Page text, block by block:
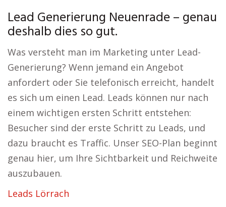
Lead Generierung Neuenrade – genau
deshalb dies so gut.
Was versteht man im Marketing unter Lead-
Generierung? Wenn jemand ein Angebot
anfordert oder Sie telefonisch erreicht, handelt
es sich um einen Lead. Leads können nur nach
einem wichtigen ersten Schritt entstehen:
Besucher sind der erste Schritt zu Leads, und
dazu braucht es Traffic. Unser SEO-Plan beginnt
genau hier, um Ihre Sichtbarkeit und Reichweite
auszubauen.
Leads Lörrach